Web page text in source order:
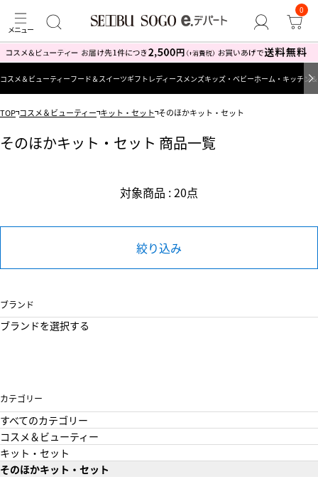
0
コスメ＆ビューティーフード＆スイーツギフト レディース メンズキッズ・ベビーホーム・キッチン
TOP コスメ＆ビューティー キット・セット そのほかキット・セット
そのほかキット・セット 商品一覧
対象商品 : 20点
絞り込み
ブランド
ブランドを選択する
カテゴリー
すべてのカテゴリー
コスメ＆ビューティー
キット・セット
そのほかキット・セット